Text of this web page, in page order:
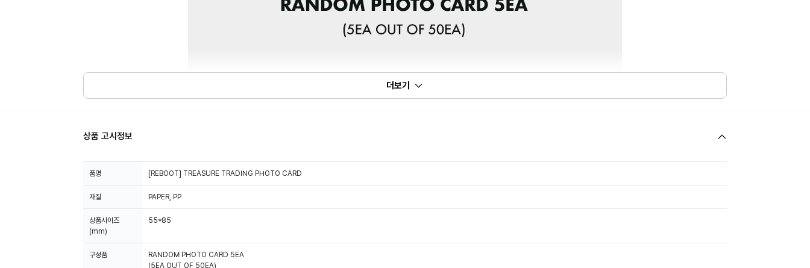
더보기
상품 고시정보
품명 [REBOOT] TREASURE TRADING PHOTO CARD
재질 PAPER, PP
상품사이즈
(mm)
55*85
구성품
RANDOM PHOTO CARD 5EA
(5EA OUT OF 50EA)